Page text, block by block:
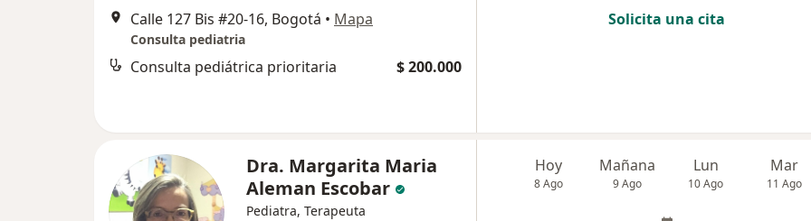
Calle 127 Bis #20-16, Bogotá • Mapa
Consulta pediatria
Consulta pediátrica prioritaria $ 200.000
Solicita una cita
Dra. Margarita Maria
Aleman Escobar
Pediatra, Terapeuta
Hoy
8 Ago
Mañana
9 Ago
Lun
10 Ago
Mar
11 Ago